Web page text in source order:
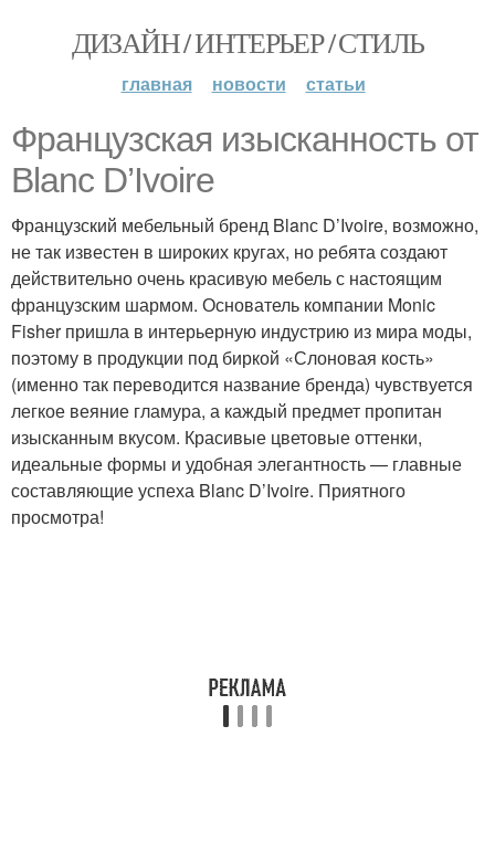
ДИЗАЙН / ИНТЕРЬЕР / СТИЛЬ
главная новости статьи
Французская изысканность от
Blanc D’Ivoire
Французский мебельный бренд Blanс D’Ivoire, возможно,
не так известен в широких кругах, но ребята создают
действительно очень красивую мебель с настоящим
французским шармом. Основатель компании Monic
Fisher пришла в интерьерную индустрию из мира моды,
поэтому в продукции под биркой «Слоновая кость»
(именно так переводится название бренда) чувствуется
легкое веяние гламура, а каждый предмет пропитан
изысканным вкусом. Красивые цветовые оттенки,
идеальные формы и удобная элегантность — главные
составляющие успеха Blanc D’Ivoire. Приятного
просмотра!